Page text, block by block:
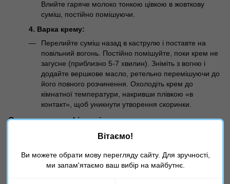
Влийте гаряче молоко тонкою цівкою в жовткову
суміш, постійно помішуючи.
4. Варка крему:
Перелийте суміш назад в каструлю і поставте на
повільний вогонь. Постійно помішуйте, поки крем не
загусне (приблизно 5-7 хвилин). Зніміть з вогню і
додайте вершкове масло, ретельно перемішуючи до
його повного розчинення. Охолодіть крем до
кімнатної температури, накривши плівкою «в
контакт», щоб уникнути утворення скоринки.
Складання профітролів:
отвір на дні. Наповніть профітролі заварним кремом,
використовуючи кондитерський мішок з насадкою.
Вітаємо!
Ви можете обрати мову перегляду сайту. Для зручності,
ми запам'ятаємо ваш вибір на майбутнє.